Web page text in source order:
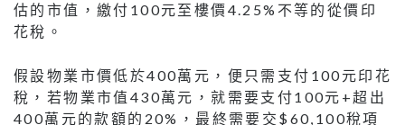
估的市值，繳付100元至樓價4.25%不等的從價印
花稅。
假設物業市價低於400萬元，便只需支付100元印花
稅，若物業市值430萬元，就需要支付100元+超出
400萬元的款額的20%，最終需要交$60,100稅項